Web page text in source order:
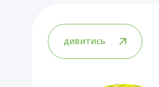
дивитись